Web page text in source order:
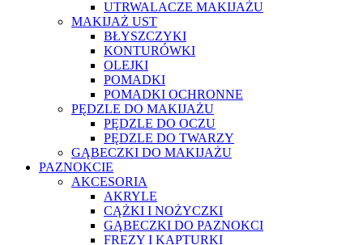
UTRWALACZE MAKIJAŻU
MAKIJAŻ UST
BŁYSZCZYKI
KONTURÓWKI
OLEJKI
POMADKI
POMADKI OCHRONNE
PĘDZLE DO MAKIJAŻU
PĘDZLE DO OCZU
PĘDZLE DO TWARZY
GĄBECZKI DO MAKIJAŻU
PAZNOKCIE
AKCESORIA
AKRYLE
CĄŻKI I NOŻYCZKI
GĄBECZKI DO PAZNOKCI
FREZY I KAPTURKI